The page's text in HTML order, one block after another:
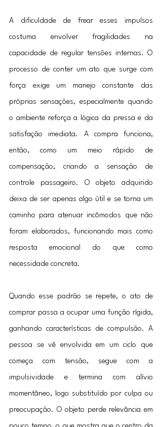
A dificuldade de frear esses impulsos
costuma envolver fragilidades na
capacidade de regular tensões internas. O
processo de conter um ato que surge com
força exige um manejo constante das
próprias sensações, especialmente quando
o ambiente reforça a lógica da pressa e da
satisfação imediata. A compra funciona,
então, como um meio rápido de
compensação, criando a sensação de
controle passageiro. O objeto adquirido
deixa de ser apenas algo útil e se torna um
caminho para atenuar incômodos que não
foram elaborados, funcionando mais como
resposta emocional do que como
necessidade concreta.
Quando esse padrão se repete, o ato de
comprar passa a ocupar uma função rígida,
ganhando características de compulsão. A
pessoa se vê envolvida em um ciclo que
começa com tensão, segue com a
impulsividade e termina com alívio
momentâneo, logo substituído por culpa ou
preocupação. O objeto perde relevância em